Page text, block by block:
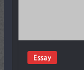
Essay